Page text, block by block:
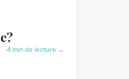
4 min de lecture →